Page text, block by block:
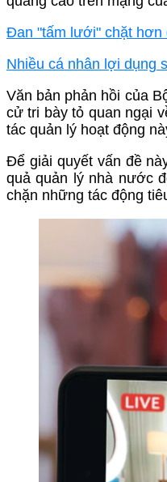
Đan "tấm lưới" chặt hơn
Nhiều cá nhân lợi dụng
Văn bản phản hồi của
cử tri bày tỏ quan ngại
tác quản lý hoạt động
Để giải quyết vấn đề
quả quản lý nhà nước
chặn những tác động